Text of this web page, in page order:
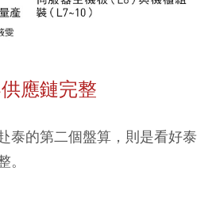
應鏈完整
泰的第二個盤算，則是看好泰